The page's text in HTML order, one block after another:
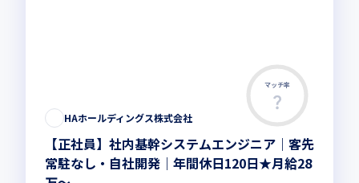
マッチ率
HAホールディングス株式会社
【正社員】社内基幹システムエンジニア｜客先
常駐なし・自社開発｜年間休日120日★月給28